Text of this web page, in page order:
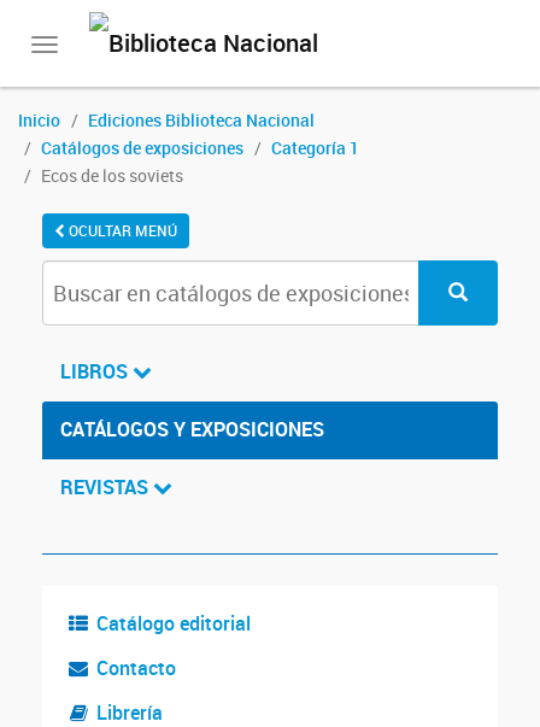
Toggle
Inicio
Ediciones Biblioteca Nacional
Catálogos de exposiciones
Categoría 1
Ecos de los soviets
OCULTAR MENÚ
LIBROS
CATÁLOGOS Y EXPOSICIONES
REVISTAS
Catálogo editorial
Contacto
Librería